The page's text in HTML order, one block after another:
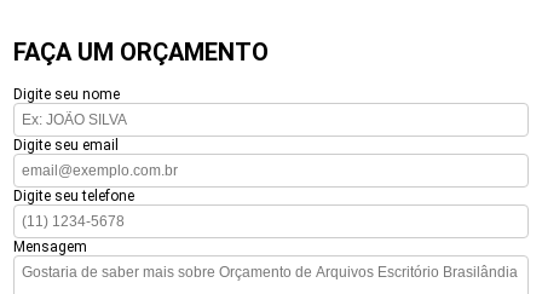
FAÇA UM ORÇAMENTO
Digite seu nome
Digite seu email
Digite seu telefone
Mensagem